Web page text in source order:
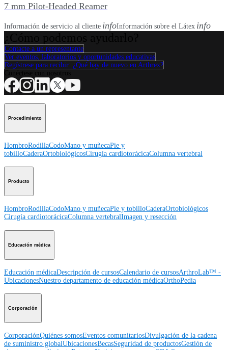
7 mm Pilot-Headed Reamer
Información de servicio al cliente infoInformación sobre el Látex info
Contacte a un representante
Ver eventos, laboratorios y oportunidades educativas
Regístrese para recibir: ¿Qué hay de nuevo en Arthrex?
Procedimiento
HombroRodillaCodoMano y muñecaPie y
tobilloCaderaOrtobiológicosCirugía cardiotorácicaColumna vertebral
Producto
HombroRodillaCodoMano y muñecaPie y tobilloCaderaOrtobiológicos
Cirugía cardiotorácicaColumna vertebralImagen y resección
Educación médica
Educación médicaDescripción de cursosCalendario de cursosArthroLab™ -
UbicacionesNuestro departamento de educación médicaOrthoPedia
Corporación
CorporaciónQuiénes somosEventos comunitariosDivulgación de la cadena
de suministro globalUbicacionesBecasSeguridad de productosGestión de